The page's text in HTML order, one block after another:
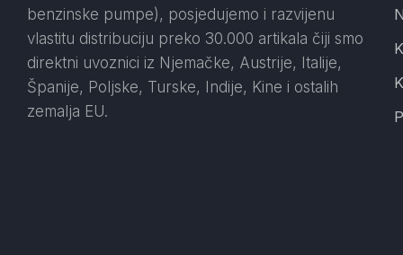
benzinske pumpe), posjedujemo i razvijenu
vlastitu distribuciju preko 30.000 artikala čiji smo
direktni uvoznici iz Njemačke, Austrije, Italije,
Španije, Poljske, Turske, Indije, Kine i ostalih
zemalja EU.